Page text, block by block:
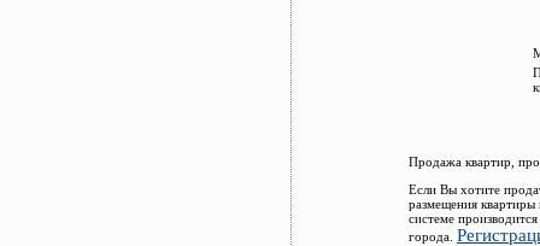
Продажа квартир,
Если Вы хотите
размещения
системе
города.